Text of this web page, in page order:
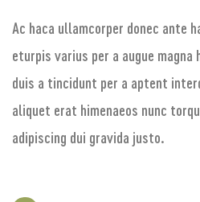
Ac haca ullamcorper donec ante
eturpis varius per a augue
duis a tincidunt per a aptent
aliquet erat himenaeos nunc
adipiscing dui gravida justo.